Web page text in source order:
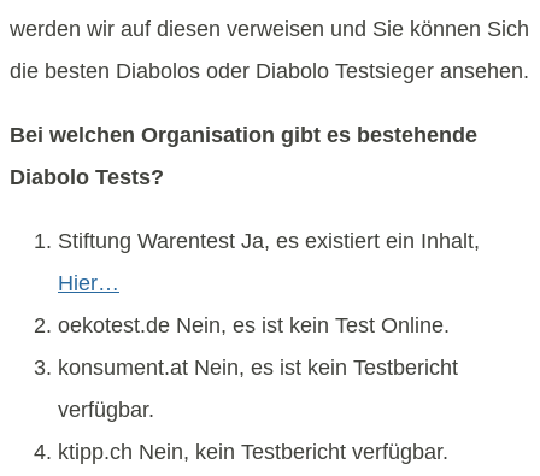
werden wir auf diesen verweisen und Sie können Sich
die besten Diabolos oder Diabolo Testsieger ansehen.
Bei welchen Organisation gibt es bestehende
Diabolo Tests?
Stiftung Warentest Ja, es existiert ein Inhalt,
Hier…
oekotest.de Nein, es ist kein Test Online.
konsument.at Nein, es ist kein Testbericht
verfügbar.
ktipp.ch Nein, kein Testbericht verfügbar.